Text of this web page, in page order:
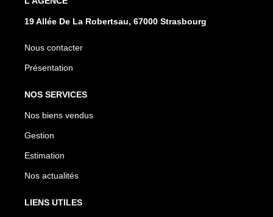
19 Allée De La Robertsau, 67000 Strasbourg
Nous contacter
Présentation
NOS SERVICES
Nos biens vendus
Gestion
Estimation
Nos actualités
LIENS UTILES